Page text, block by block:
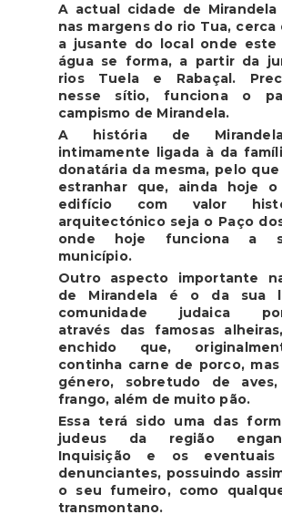
A actual cidade de Mirandela
nas margens do rio Tua, cerca
a jusante do local onde este
água se forma, a partir da
rios Tuela e Rabaçal.
nesse sítio, funciona o
campismo de Mirandela.
A história de
intimamente ligada à da
donatária da mesma, pelo
estranhar que, ainda hoje o
edifício com valor
arquitectónico seja o Paço
onde hoje funciona a
município.
Outro aspecto importante
de Mirandela é o da sua
comunidade judaica
através das famosas
enchido que,
continha carne de porco,
género, sobretudo de
frango, além de muito pão.
Essa terá sido uma das
judeus da região
Inquisição e os eventuais
denunciantes, possuindo
o seu fumeiro, como
transmontano.